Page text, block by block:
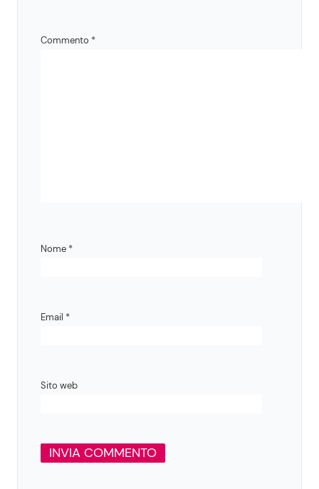
Commento *
Nome *
Email *
Sito web